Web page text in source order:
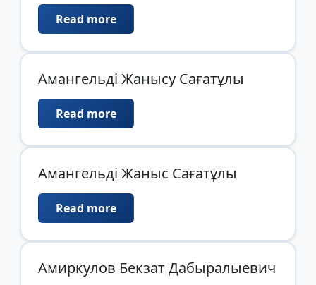
Read more
Амангельді Жанысу Сағатұлы
Read more
Амангельді Жаныс Сағатұлы
Read more
Амиркулов Бекзат Дабыралыевич